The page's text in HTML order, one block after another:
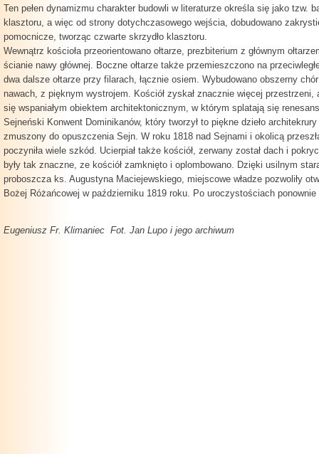
Ten pełen dynamizmu charakter budowli w literaturze określa się jako tzw.
klasztoru, a więc od strony dotychczasowego wejścia, dobudowano
pomocnicze, tworząc czwarte skrzydło klasztoru.
Wewnątrz kościoła przeorientowano ołtarze, prezbiterium z głównym
ścianie nawy głównej. Boczne ołtarze także przemieszczono na
dwa dalsze ołtarze przy filarach, łącznie osiem. Wybudowano obszerny
nawach, z pięknym wystrojem. Kościół zyskał znacznie więcej przestrzeni,
się wspaniałym obiektem architektonicznym, w którym splatają się
Sejneński Konwent Dominikanów, który tworzył to piękne dzieło
zmuszony do opuszczenia Sejn. W roku 1818 nad Sejnami i okolicą
poczyniła wiele szkód. Ucierpiał także kościół, zerwany został dach i
były tak znaczne, ze kościół zamknięto i oplombowano. Dzięki usilnym
proboszcza ks. Augustyna Maciejewskiego, miejscowe władze pozwoliły
Bożej Różańcowej w październiku 1819 roku. Po uroczystościach ponownie
Eugeniusz Fr. Klimaniec Fot. Jan Lupo i jego archiwum